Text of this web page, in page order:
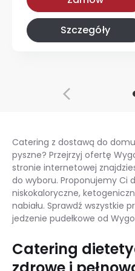
Szczegóły
Catering z dostawą do
pyszne? Przejrzyj ofertę
stronie internetowej
do wyboru. Proponujemy Ci
niskokaloryczne,
nabiału. Sprawdź wszystkie
jedzenie pudełkowe od
Catering